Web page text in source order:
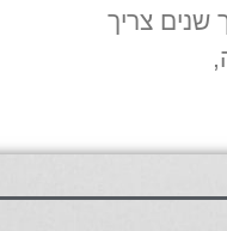
שנים צריך